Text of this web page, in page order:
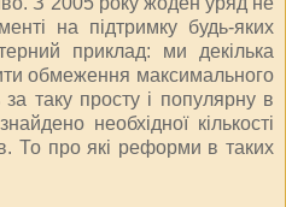
на підтримку будь-яких
приклад: ми декілька
обмеження максимального
за таку просту і популярну в
необхідної кількості
То про які реформи в таких